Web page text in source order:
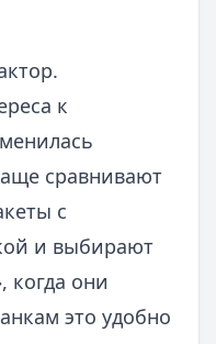
к
сравнивают
с
и выбирают
когда они
это удобно